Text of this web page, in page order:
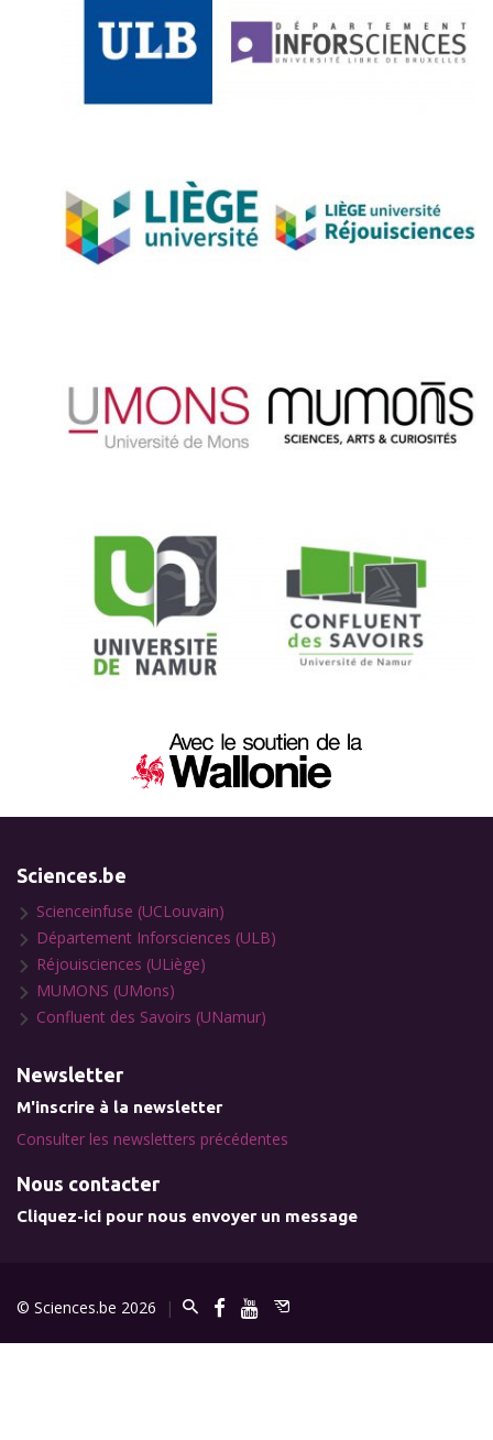
Sciences.be
Scienceinfuse (UCLouvain)
Département Inforsciences (ULB)
Réjouisciences (ULiège)
MUMONS (UMons)
Confluent des Savoirs (UNamur)
Newsletter
M'inscrire à la newsletter
Consulter les newsletters précédentes
Nous contacter
Cliquez-ici pour nous envoyer un message
© Sciences.be 2026 |